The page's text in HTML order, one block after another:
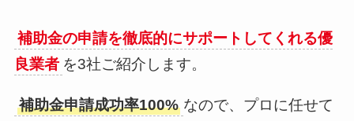
補助金の申請を徹底的にサポートしてくれる優
良業者 を3社ご紹介します。
補助金申請成功率100% なので、プロに任せて